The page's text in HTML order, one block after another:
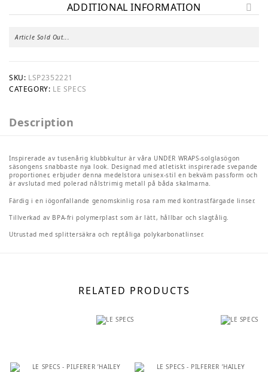
ADDITIONAL INFORMATION
Article Sold Out...
SKU: LSP2352221
CATEGORY: LE SPECS
Description
Inspirerade av tusenårig klubbkultur är våra UNDER WRAPS-solglasögon
säsongens snabbaste nya look. Designad med atletiskt inspirerade svepande
proportioner, erbjuder denna medelstora unisex-stil en bekväm passform och
är avslutad med polerad nålstrimig metall på båda skalmarna.
Färdig i en iögonfallande genomskinlig rosa ram med kontrastfärgade linser.
Tillverkad av BPA-fri polymerplast som är lätt, hållbar och slagtålig.
Utrustad med splittersäkra och reptåliga polykarbonatlinser.
RELATED PRODUCTS